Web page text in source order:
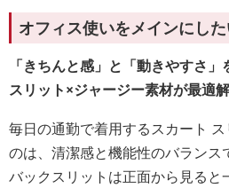
オフィス使いをメインにし
「きちんと感」と「動きやすさ
スリット×ジャージー素材が最適解
毎日の通勤で着用するスカート
のは、清潔感と機能性のバランス
バックスリットは正面から見ると